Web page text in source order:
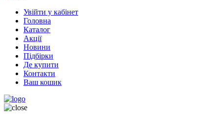
Увійти у кабінет
Головна
Каталог
Акції
Новини
Підбірки
Де купити
Контакти
Ваш кошик